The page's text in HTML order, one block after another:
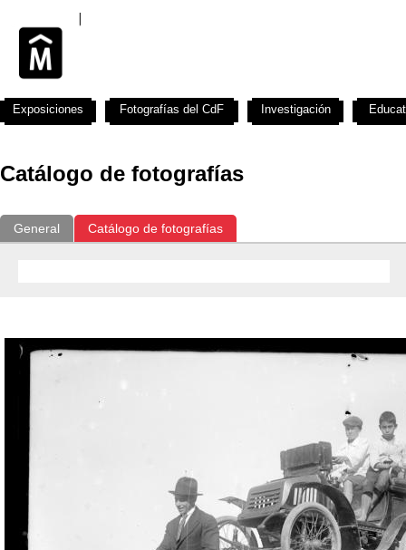
Catálogo de fotografías
General Catálogo de fotografías
Exposiciones Fotografías del CdF Investigación